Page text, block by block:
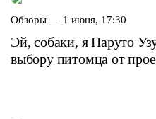
Обзоры — 1 июня, 17:30
Эй, собаки, я Наруто
выбору питомца от